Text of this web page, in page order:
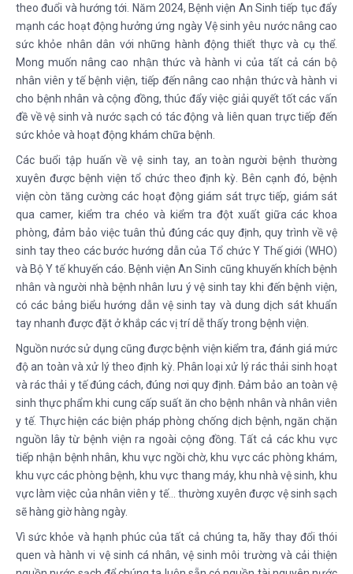
theo đuổi và hướng tới. Năm 2024, Bệnh viện An Sinh tiếp tục đẩy
mạnh các hoạt động hưởng ứng ngày Vệ sinh yêu nước nâng cao
sức khỏe nhân dân với những hành động thiết thực và cụ thể.
Mong muốn nâng cao nhận thức và hành vi của tất cả cán bộ
nhân viên y tế bệnh viện, tiếp đến nâng cao nhận thức và hành vi
cho bệnh nhân và cộng đồng, thúc đẩy việc giải quyết tốt các vấn
đề về vệ sinh và nước sạch có tác động và liên quan trực tiếp đến
sức khỏe và hoạt động khám chữa bệnh.
Các buổi tập huấn về vệ sinh tay, an toàn người bệnh thường
xuyên được bệnh viện tổ chức theo định kỳ. Bên cạnh đó, bệnh
viện còn tăng cường các hoạt động giám sát trực tiếp, giám sát
qua camer, kiểm tra chéo và kiểm tra đột xuất giữa các khoa
phòng, đảm bảo việc tuân thủ đúng các quy định, quy trình về vệ
sinh tay theo các bước hướng dẫn của Tổ chức Y Thế giới (WHO)
và Bộ Y tế khuyến cáo. Bệnh viện An Sinh cũng khuyến khích bệnh
nhân và người nhà bệnh nhân lưu ý vệ sinh tay khi đến bệnh viện,
có các bảng biểu hướng dẫn vệ sinh tay và dung dịch sát khuẩn
tay nhanh được đặt ở khắp các vị trí dễ thấy trong bệnh viện.
Nguồn nước sử dụng cũng được bệnh viện kiểm tra, đánh giá mức
độ an toàn và xử lý theo định kỳ. Phân loại xử lý rác thải sinh hoạt
và rác thải y tế đúng cách, đúng nơi quy định. Đảm bảo an toàn vệ
sinh thực phẩm khi cung cấp suất ăn cho bệnh nhân và nhân viên
y tế. Thực hiện các biện pháp phòng chống dịch bệnh, ngăn chặn
nguồn lây từ bệnh viện ra ngoài cộng đồng. Tất cả các khu vực
tiếp nhận bệnh nhân, khu vực ngồi chờ, khu vực các phòng khám,
khu vực các phòng bệnh, khu vực thang máy, khu nhà vệ sinh, khu
vực làm việc của nhân viên y tế… thường xuyên được vệ sinh sạch
sẽ hàng giờ hàng ngày.
Vì sức khỏe và hạnh phúc của tất cả chúng ta, hãy thay đổi thói
quen và hành vi vệ sinh cá nhân, vệ sinh môi trường và cải thiện